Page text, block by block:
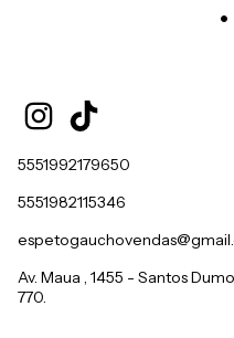
5551992179650
5551982115346
Av. Maua , 1455 - Santos
770.